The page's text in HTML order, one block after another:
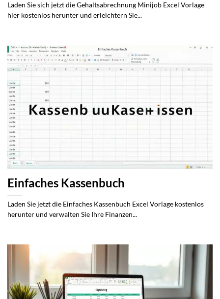
Laden Sie sich jetzt die Gehaltsabrechnung Minijob Excel Vorlage
hier kostenlos herunter und erleichtern Sie...
Einfaches Kassenbuch
Laden Sie jetzt die Einfaches Kassenbuch Excel Vorlage kostenlos
herunter und verwalten Sie Ihre Finanzen...